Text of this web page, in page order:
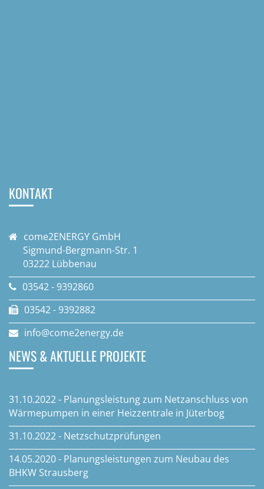
KONTAKT
come2ENERGY GmbH
Sigmund-Bergmann-Str. 1
03222 Lübbenau
03542 - 9392860
03542 - 9392882
info@come2energy.de
NEWS & AKTUELLE PROJEKTE
31.10.2022 - Planungsleistung zum Netzanschluss von
Wärmepumpen in einer Heizzentrale in Jüterbog
31.10.2022 - Netzschutzprüfungen
14.05.2020 - Planungsleistungen zum Neubau des
BHKW Strausberg